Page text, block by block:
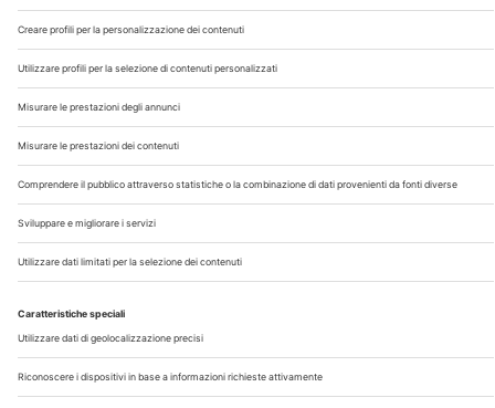
Chi Siamo
Note Legali
Privacy
©2026 Edra S.p.a | www.edraspa.it | P.iva 08056040960